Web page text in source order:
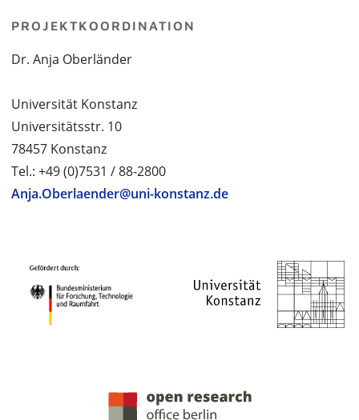
PROJEKTKOORDINATION
Dr. Anja Oberländer
Universität Konstanz
Universitätsstr. 10
78457 Konstanz
Tel.: +49 (0)7531 / 88-2800
Anja.Oberlaender@uni-konstanz.de